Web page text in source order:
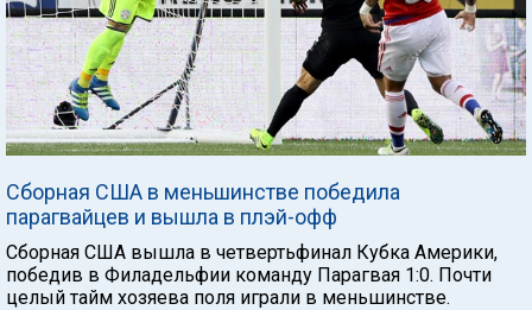
Сборная США в меньшинстве победила
парагвайцев и вышла в плэй-офф
Сборная США вышла в четвертьфинал Кубка Америки,
победив в Филадельфии команду Парагвая 1:0. Почти
целый тайм хозяева поля играли в меньшинстве.